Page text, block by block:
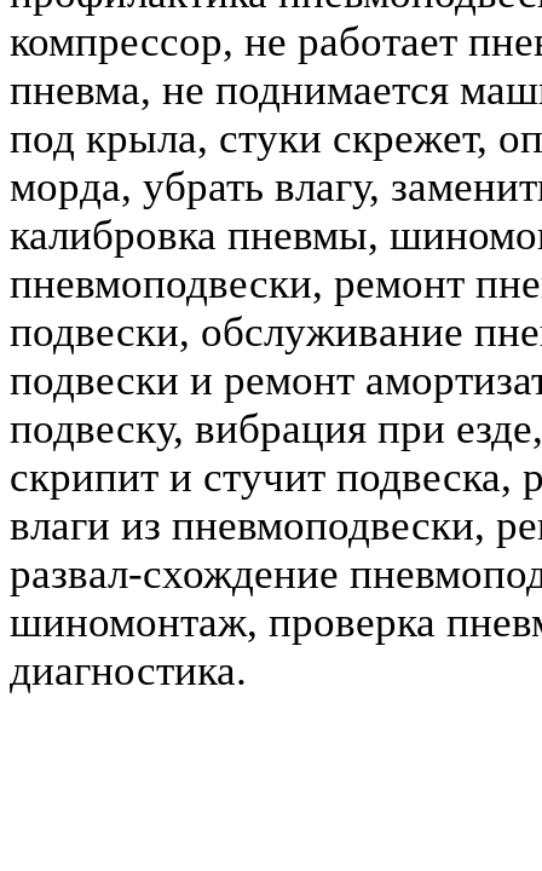
компрессор, не работает
пневма, не поднимается
под крыла, стуки скрежет,
морда, убрать влагу,
калибровка пневмы,
пневмоподвески, ремонт
подвески, обслуживание
подвески и ремонт
подвеску, вибрация при
скрипит и стучит подвеска,
влаги из пневмоподвески,
развал-схождение
шиномонтаж, проверка
диагностика.